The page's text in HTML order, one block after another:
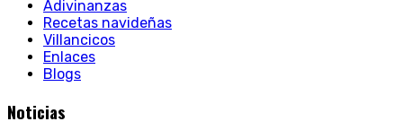
Adivinanzas
Recetas navideñas
Villancicos
Enlaces
Blogs
Noticias